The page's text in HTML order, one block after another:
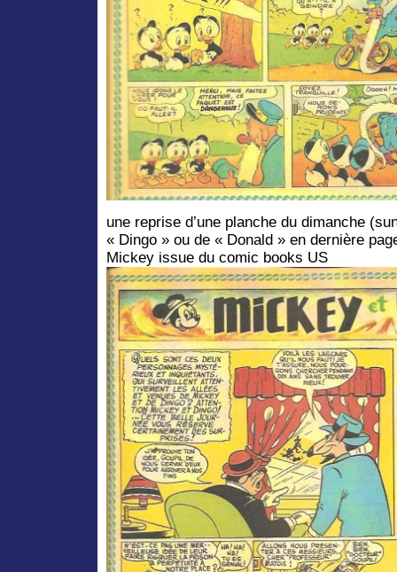
une reprise d’une planche du dimanche
« Dingo » ou de « Donald » en dernière
Mickey issue du comic books US